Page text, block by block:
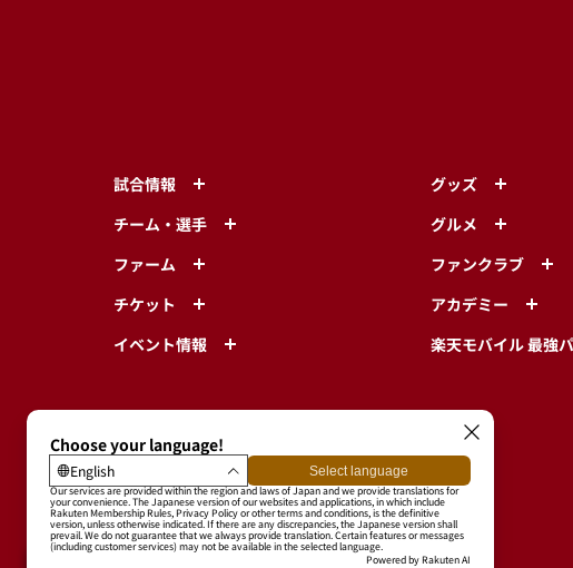
試合情報
チーム・選手
ファーム
チケット
イベント情報
グッズ
グルメ
ファンクラブ
アカデミー
楽天モバイル 最強